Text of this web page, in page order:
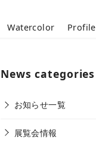
Watercolor Profile
News categories
お知らせ一覧
展覧会情報